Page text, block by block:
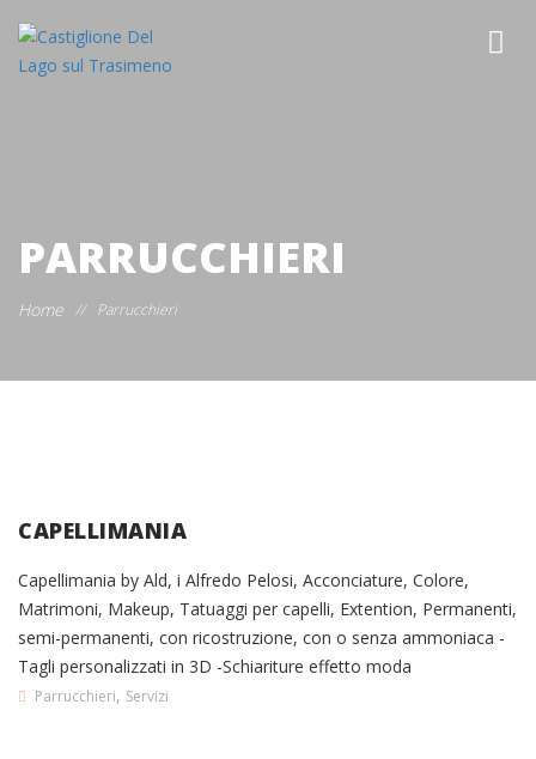
PARRUCCHIERI
Home // Parrucchieri
CAPELLIMANIA
Capellimania by Ald, i Alfredo Pelosi, Acconciature, Colore,
Matrimoni, Makeup, Tatuaggi per capelli, Extention, Permanenti,
semi-permanenti, con ricostruzione, con o senza ammoniaca -
Tagli personalizzati in 3D -Schiariture effetto moda
Parrucchieri, Servizi